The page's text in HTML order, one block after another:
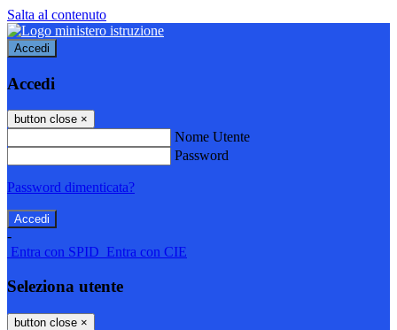
Salta al contenuto
Accedi
Accedi
button close ×
Nome Utente
Password
Password dimenticata?
-
Entra con SPID Entra con CIE
Seleziona utente
button close ×